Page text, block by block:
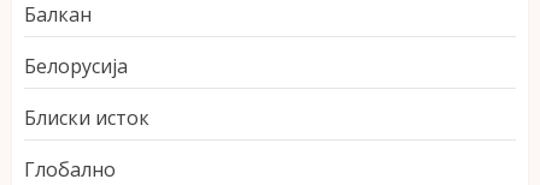
Балкан
Белорусија
Блиски исток
Глобално